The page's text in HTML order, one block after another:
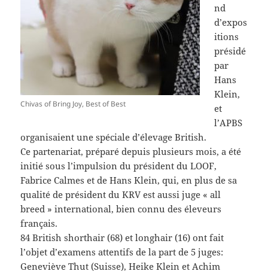
Chivas of Bring Joy, Best of Best
nd
d’expos
itions
présidé
par
Hans
Klein,
et
l’APBS
organisaient une spéciale d’élevage British.
Ce partenariat, préparé depuis plusieurs mois, a été
initié sous l’impulsion du président du LOOF,
Fabrice Calmes et de Hans Klein, qui, en plus de sa
qualité de président du KRV est aussi juge « all
breed » international, bien connu des éleveurs
français.
84 British shorthair (68) et longhair (16) ont fait
l’objet d’examens attentifs de la part de 5 juges:
Geneviève Thut (Suisse), Heike Klein et Achim